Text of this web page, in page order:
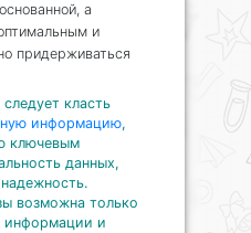
а
и
придерживаться
класть
информацию,
ключевым
данных,
возможна только
информации и